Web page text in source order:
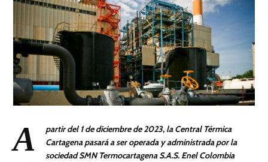
A
partir del 1 de diciembre de 2023, la Central Térmica
Cartagena pasará a ser operada y administrada por la
sociedad SMN Termocartagena S.A.S. Enel Colombia